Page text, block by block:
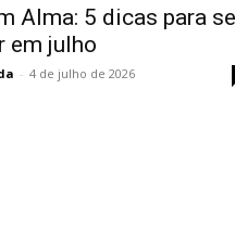
Alma: 5 dicas para se
em julho
- 4 de julho de 2026